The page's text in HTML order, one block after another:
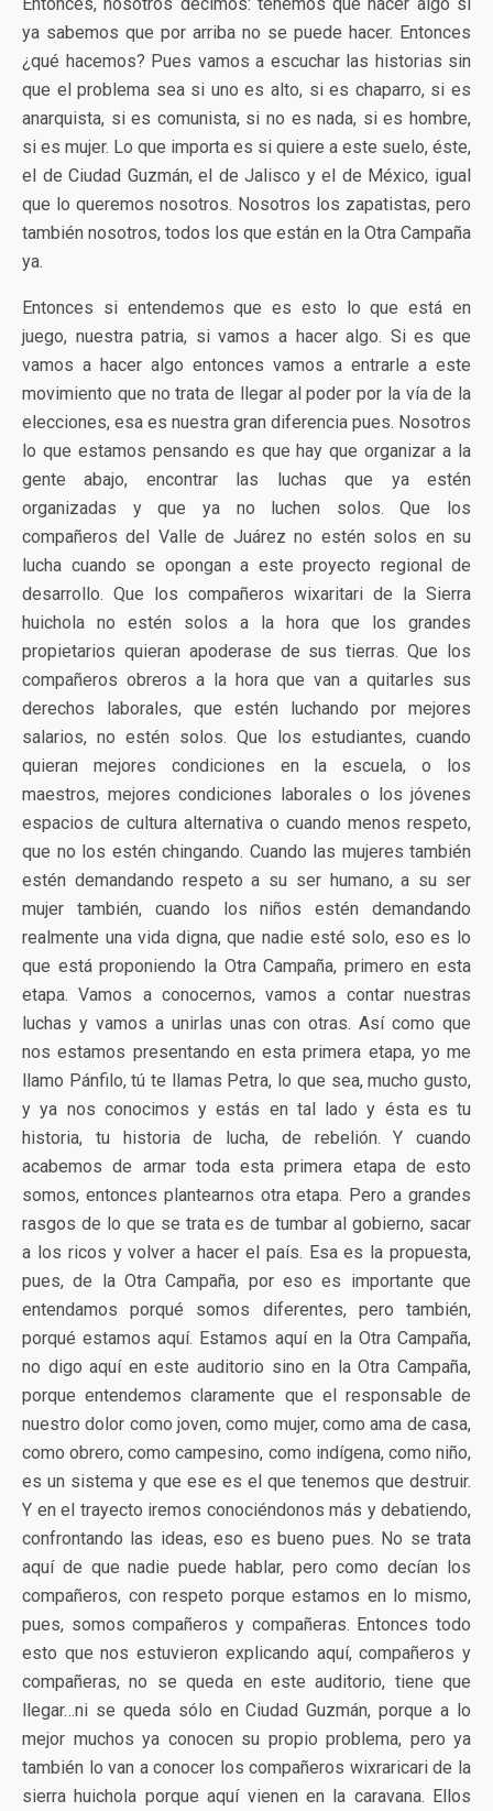
ya sabemos que por arriba no se puede hacer. Entonces
¿qué hacemos? Pues vamos a escuchar las historias sin
que el problema sea si uno es alto, si es chaparro, si es
anarquista, si es comunista, si no es nada, si es hombre,
si es mujer. Lo que importa es si quiere a este suelo, éste,
el de Ciudad Guzmán, el de Jalisco y el de México, igual
que lo queremos nosotros. Nosotros los zapatistas, pero
también nosotros, todos los que están en la Otra Campaña
ya.
Entonces si entendemos que es esto lo que está en
juego, nuestra patria, si vamos a hacer algo. Si es que
vamos a hacer algo entonces vamos a entrarle a este
movimiento que no trata de llegar al poder por la vía de la
elecciones, esa es nuestra gran diferencia pues. Nosotros
lo que estamos pensando es que hay que organizar a la
gente abajo, encontrar las luchas que ya estén
organizadas y que ya no luchen solos. Que los
compañeros del Valle de Juárez no estén solos en su
lucha cuando se opongan a este proyecto regional de
desarrollo. Que los compañeros wixaritari de la Sierra
huichola no estén solos a la hora que los grandes
propietarios quieran apoderase de sus tierras. Que los
compañeros obreros a la hora que van a quitarles sus
derechos laborales, que estén luchando por mejores
salarios, no estén solos. Que los estudiantes, cuando
quieran mejores condiciones en la escuela, o los
maestros, mejores condiciones laborales o los jóvenes
espacios de cultura alternativa o cuando menos respeto,
que no los estén chingando. Cuando las mujeres también
estén demandando respeto a su ser humano, a su ser
mujer también, cuando los niños estén demandando
realmente una vida digna, que nadie esté solo, eso es lo
que está proponiendo la Otra Campaña, primero en esta
etapa. Vamos a conocernos, vamos a contar nuestras
luchas y vamos a unirlas unas con otras. Así como que
nos estamos presentando en esta primera etapa, yo me
llamo Pánfilo, tú te llamas Petra, lo que sea, mucho gusto,
y ya nos conocimos y estás en tal lado y ésta es tu
historia, tu historia de lucha, de rebelión. Y cuando
acabemos de armar toda esta primera etapa de esto
somos, entonces plantearnos otra etapa. Pero a grandes
rasgos de lo que se trata es de tumbar al gobierno, sacar
a los ricos y volver a hacer el país. Esa es la propuesta,
pues, de la Otra Campaña, por eso es importante que
entendamos porqué somos diferentes, pero también,
porqué estamos aquí. Estamos aquí en la Otra Campaña,
no digo aquí en este auditorio sino en la Otra Campaña,
porque entendemos claramente que el responsable de
nuestro dolor como joven, como mujer, como ama de casa,
como obrero, como campesino, como indígena, como niño,
es un sistema y que ese es el que tenemos que destruir.
Y en el trayecto iremos conociéndonos más y debatiendo,
confrontando las ideas, eso es bueno pues. No se trata
aquí de que nadie puede hablar, pero como decían los
compañeros, con respeto porque estamos en lo mismo,
pues, somos compañeros y compañeras. Entonces todo
esto que nos estuvieron explicando aquí, compañeros y
compañeras, no se queda en este auditorio, tiene que
llegar…ni se queda sólo en Ciudad Guzmán, porque a lo
mejor muchos ya conocen su propio problema, pero ya
también lo van a conocer los compañeros wixraricari de la
sierra huichola porque aquí vienen en la caravana. Ellos